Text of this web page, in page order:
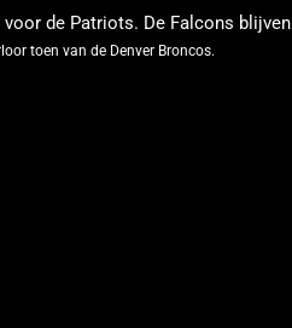
de Patriots. De Falcons blijven
toen van de Denver Broncos.